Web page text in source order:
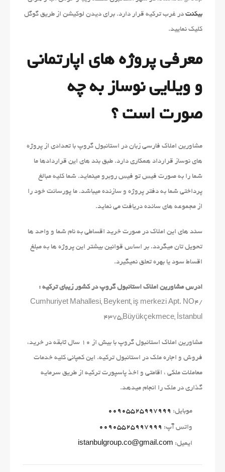
بیکنت در غرب ترکیه قرار دارد. برای دیدن لوکیشن از طریق گوگل
کلیک نمایید.
معرفی پروژه های اپارتمانی
و ویلایی نوساز به چه
صورت است ؟
مشاورین املاک فارسی زبان در استانبول گروپ با تعدادی از پروژه
های نوساز قرارداد همکاری دارد. طبق بند های این قراردادها ما
شما را به صورت فیس تو فیس روبرو مینماید. شما کلیه مبالغ
پرداختی شما به دفتر پروژه و سازنده میباشد. ما پورسانت خود را
از مجموعه های سانده دریافت می نماید.
سند های این املاک در صورت خرید اقساطی به نام شما و واحد ها
تحویل تان میگردد. بر اساس قوانین بیشتر این پروژه ها به مبلغ
اقساط سود یا بهره تعلق نمیگیرد.
ادرس مشاورین املاک استانبول گروپ در کشور زیبای ترکیه :
Cumhuriyet Mahallesi, Beykent, iş merkezi Apt. NO4/
4375,Büyükçekmece, İstanbul
مشاورین املاک استانبول گروپ با بیش از 10 سال ثابقه در خرید،
فروش و اجاره ملک در استانبول ترکیه. این کمپانی کلیه خدمات
معاملات ملکی ، اقامتی و اخذ پاسپورت ترکیه از طریق سرمایه
گذاری در ملک را انجام میدهد.
موبایل: 00905525997999
واتس آپ: 00905525997999
ایمیل: istanbulgroup.co@gmail.com